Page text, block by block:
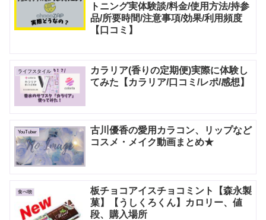
トニング実体験談/料金/使用方法/持参
品/所要時間/注意事項/効果/利用頻度
【口コミ】
ライフスタイル
カラリア(香りの定期便)実際に体験し
てみた【カラリア/口コミ/レポ/感想】
YouTuber
古川優香の愛用カラコン、リップなど
コスメ・メイク動画まとめ★
食べ物
板チョコアイスチョコミント【森永製
菓】【うしくろくん】カロリー、値
段、購入場所